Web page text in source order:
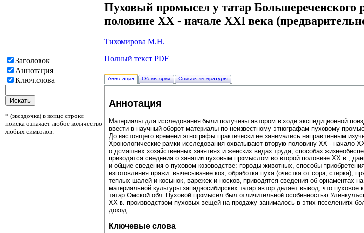
Заголовок
Аннотация
Ключ.слова
* (звездочка) в конце строки
поиска означает любое количество
любых символов.
Пуховый промысел у татар Большереченского
половине XX - начале XXI века
Тихомирова М.Н.
Полный текст PDF
Аннотация Об авторах Список литературы
Аннотация
Материалы для исследования были получены автором в ходе экспедиционной
ввести в научный оборот материалы по неизвестному этнографам пуховому
До настоящего времени этнографы практически не занимались направленным
Хронологические рамки исследования охватывают вторую половину XX - начало
о домашних хозяйственных занятиях и женских видах труда, способах
приводятся сведения о занятии пуховым промыслом во второй половине XX в.,
и общие сведения о пуховом козоводстве: породы животных, способы
изготовления пряжи: вычесывание коз, обработка пуха (очистка от сора, стирка),
теплых шалей и косынок, варежек и носков, приводятся сведения об орнаментах
материальной культуры западносибирских татар автор делает вывод, что
татар Омской обл. Пуховой промысел был отличительной особенностью
XX в. производством пуховых вещей на продажу занималось в этих поселениях
доход.
Ключевые слова